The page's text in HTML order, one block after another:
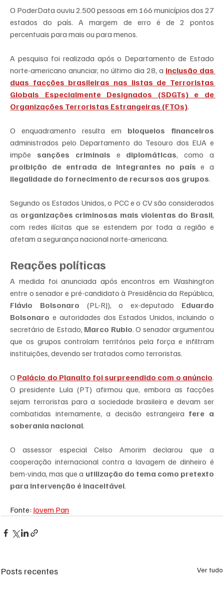
O PoderData ouviu 2.500 pessoas em 166 municípios dos 27
estados do país. A margem de erro é de 2 pontos
percentuais para mais ou para menos.
A pesquisa foi realizada após o Departamento de Estado
norte-americano anunciar, no último dia 28, a inclusão das
duas facções brasileiras nas listas de Terroristas
Globais Especialmente Designados (SDGTs) e de
Organizações Terroristas Estrangeiras (FTOs).
O enquadramento resulta em bloqueios financeiros
administrados pelo Departamento do Tesouro dos EUA e
impõe sanções criminais e diplomáticas
proibição de entrada de integrantes no país
ilegalidade do fornecimento de recursos aos grupos.
Segundo os Estados Unidos, o PCC e o CV são considerados
as organizações criminosas mais violentas do Brasil,
com redes ilícitas que se estendem por toda a região e
afetam a segurança nacional norte-americana.
Reações políticas
A medida foi anunciada após encontros em Washington
Flávio Bolsonaro (PL-RJ), o ex-deputado Eduardo
Bolsonaro e autoridades dos Estados Unidos, incluindo o
secretário de Estado, Marco Rubio. O senador argumentou
que os grupos controlam territórios pela força e infiltram
instituições, devendo ser tratados como terroristas.
O Palácio do Planalto foi surpreendido com o anúncio.
O presidente Lula (PT) afirmou que, embora as facções
sejam terroristas para a sociedade brasileira e devam ser
combatidas internamente, a decisão estrangeira fere a
soberania nacional.
O assessor especial Celso Amorim declarou que a
cooperação internacional contra a lavagem de dinheiro é
bem-vinda, mas que a utilização do tema como pretexto
para intervenção é inaceitável.
Fonte: Jovem Pan
Posts recentes Ver tudo